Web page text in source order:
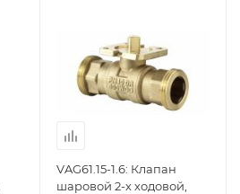
VAG61.15-1.6: Клапан
шаровой 2-х ходовой,